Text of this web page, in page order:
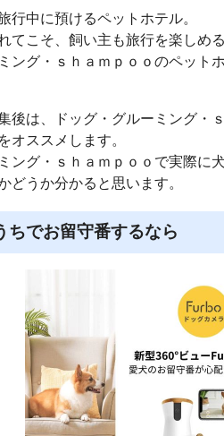
行中に預けるペットホテル。
てこそ、飼い主も旅行を楽しめ
ング・ｓｈａｍｐｏｏのペット
後は、ドッグ・グルーミング・
オススメします。
ング・ｓｈａｍｐｏｏで実際に
どうか分かると思います。
ちでお留守番するなら